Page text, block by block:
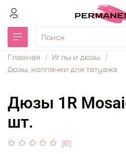
Главная
Иглы и дюзы
Дюзы, колпачки для татуажа
Дюзы 1R
шт.
(0)